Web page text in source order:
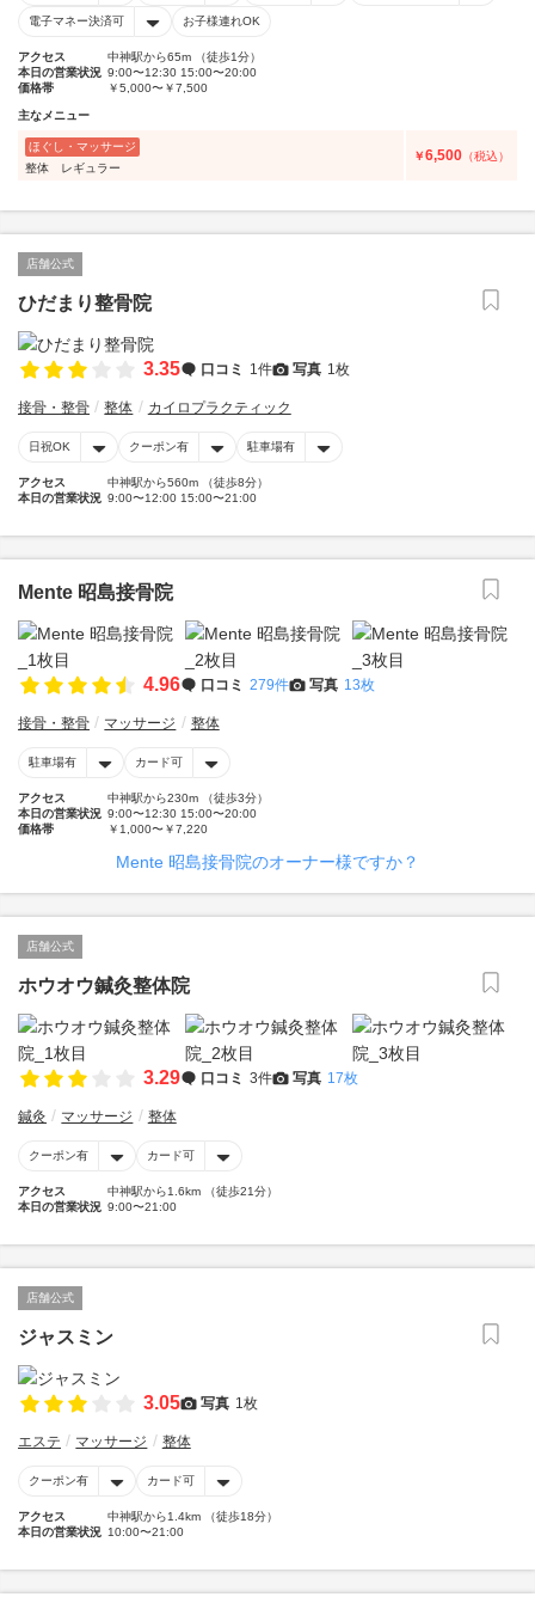
電子マネー決済可 お子様連れOK
アクセス
中神駅から65m （徒歩1分）
本日の営業状況 9:00〜12:30 15:00〜20:00
価格帯
￥5,000〜￥7,500
主なメニュー
ほぐし・マッサージ
整体 レギュラー
￥6,500 （税込）
店舗公式
ひだまり整骨院
3.35 口コミ 1件 写真 1枚
接骨・整骨 整体 カイロプラクティック
日祝OK クーポン有 駐車場有
アクセス
中神駅から560m （徒歩8分）
本日の営業状況 9:00〜12:00 15:00〜21:00
Mente 昭島接骨院
4.96 口コミ 279件 写真 13枚
接骨・整骨 マッサージ 整体
駐車場有 カード可
アクセス
中神駅から230m （徒歩3分）
本日の営業状況 9:00〜12:30 15:00〜20:00
価格帯
￥1,000〜￥7,220
Mente 昭島接骨院のオーナー様ですか？
店舗公式
ホウオウ鍼灸整体院
3.29 口コミ 3件 写真 17枚
鍼灸 マッサージ 整体
クーポン有 カード可
アクセス
中神駅から1.6km （徒歩21分）
本日の営業状況 9:00〜21:00
店舗公式
ジャスミン
3.05 写真 1枚
エステ マッサージ 整体
クーポン有 カード可
アクセス
中神駅から1.4km （徒歩18分）
本日の営業状況 10:00〜21:00